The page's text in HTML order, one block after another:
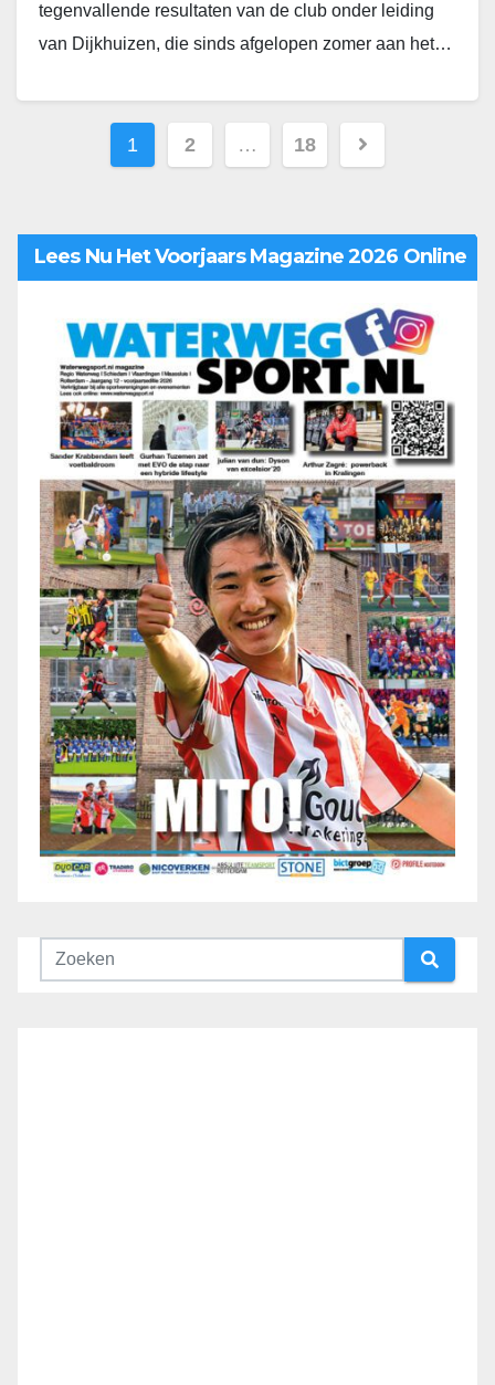
tegenvallende resultaten van de club onder leiding
van Dijkhuizen, die sinds afgelopen zomer aan het…
1 2 … 18
Lees Nu Het Voorjaars Magazine 2026 Online